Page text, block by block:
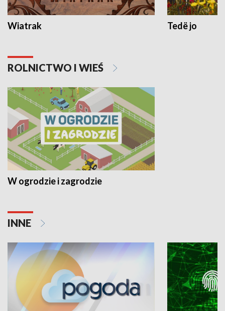
Wiatrak Tedë jo
ROLNICTWO I WIEŚ
W ogrodzie i zagrodzie
INNE